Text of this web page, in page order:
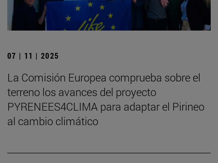
07 | 11 | 2025
La Comisión Europea comprueba sobre el
terreno los avances del proyecto
PYRENEES4CLIMA para adaptar el Pirineo
al cambio climático